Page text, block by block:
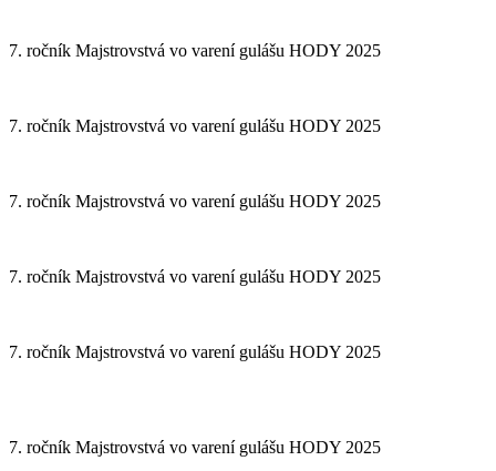
7. ročník Majstrovstvá vo varení gulášu HODY 2025
7. ročník Majstrovstvá vo varení gulášu HODY 2025
7. ročník Majstrovstvá vo varení gulášu HODY 2025
7. ročník Majstrovstvá vo varení gulášu HODY 2025
7. ročník Majstrovstvá vo varení gulášu HODY 2025
7. ročník Majstrovstvá vo varení gulášu HODY 2025